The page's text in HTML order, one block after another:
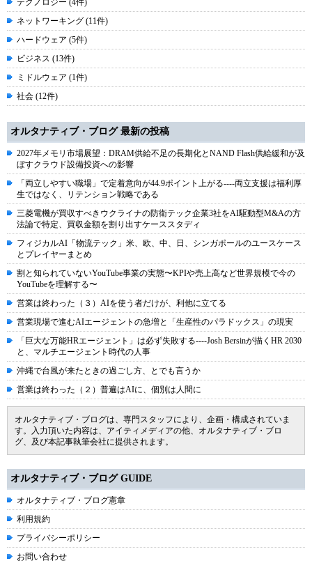
テクノロジー (4件)
ネットワーキング (11件)
ハードウェア (5件)
ビジネス (13件)
ミドルウェア (1件)
社会 (12件)
オルタナティブ・ブログ 最新の投稿
2027年メモリ市場展望：DRAM供給不足の長期化とNAND Flash供給緩和が及
ぼすクラウド設備投資への影響
「両立しやすい職場」で定着意向が44.9ポイント上がる----両立支援は福利厚
生ではなく、リテンション戦略である
三菱電機が買収すべきウクライナの防衛テック企業3社をAI駆動型M&Aの方
法論で特定、買収金額を割り出すケーススタディ
フィジカルAI「物流テック」米、欧、中、日、シンガポールのユースケース
とプレイヤーまとめ
割と知られていないYouTube事業の実態〜KPIや売上高など世界規模で今の
YouTubeを理解する〜
営業は終わった（３）AIを使う者だけが、利他に立てる
営業現場で進むAIエージェントの急増と「生産性のパラドックス」の現実
「巨大な万能HRエージェント」は必ず失敗する----Josh Bersinが描くHR 2030
と、マルチエージェント時代の人事
沖縄で台風が来たときの過ごし方、とでも言うか
営業は終わった（２）普遍はAIに、個別は人間に
オルタナティブ・ブログは、専門スタッフにより、企画・構成されていま
す。入力頂いた内容は、アイティメディアの他、オルタナティブ・ブロ
グ、及び本記事執筆会社に提供されます。
オルタナティブ・ブログ GUIDE
オルタナティブ・ブログ憲章
利用規約
プライバシーポリシー
お問い合わせ